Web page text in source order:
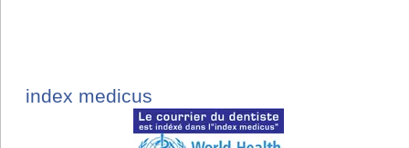
index medicus